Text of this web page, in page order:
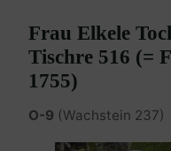
Frau Elkele
Tischre 516 (=
1755)
O-9 (Wachstein 237)